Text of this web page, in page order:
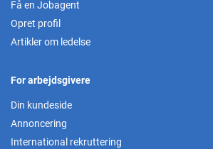
Få en Jobagent
Opret profil
Artikler om ledelse
For arbejdsgivere
Din kundeside
Annoncering
International rekruttering